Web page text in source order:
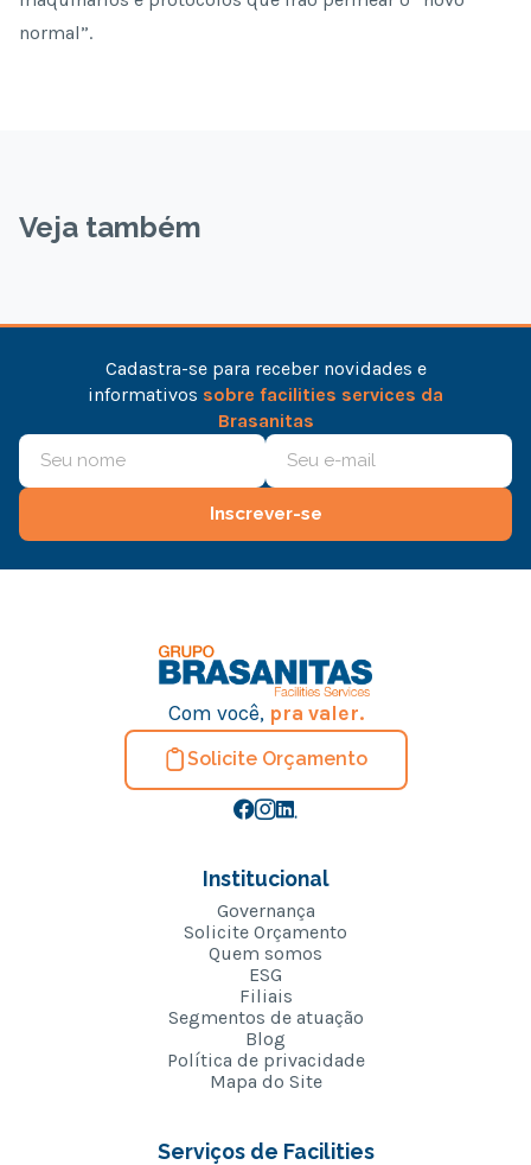
normal”.
Veja também
Cadastra-se para receber novidades e
informativos sobre facilities services da
Brasanitas
Inscrever-se
Com você, pra valer.
Solicite Orçamento
Institucional
Governança
Solicite Orçamento
Quem somos
ESG
Filiais
Segmentos de atuação
Blog
Política de privacidade
Mapa do Site
Serviços de Facilities